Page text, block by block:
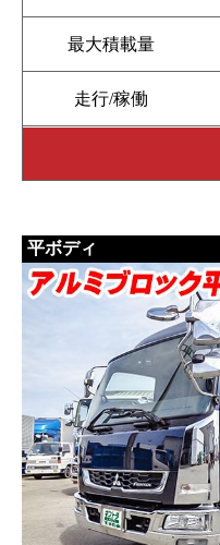
最大積載量
走行/稼働
平ボディ